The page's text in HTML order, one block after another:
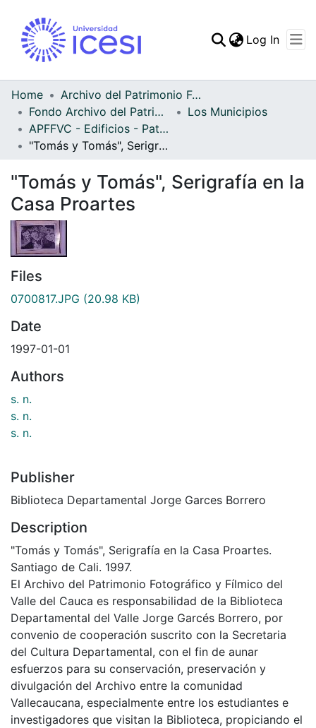
Statistics
Log In
Home
Archivo del Patrimonio Fotográfico y Fílmico del Valle del Cauca
Fondo Archivo del Patrimonio Fotográfico y Fílmico del Valle del Cauca
Los Municipios
APFFVC - Edificios - Patrimonial
"Tomás y Tomás", Serigrafía en la Casa Proartes
"Tomás y Tomás", Serigrafía en la
Casa Proartes
Files
0700817.JPG (20.98 KB)
Date
1997-01-01
Authors
s. n.
s. n.
s. n.
Publisher
Biblioteca Departamental Jorge Garces Borrero
Description
"Tomás y Tomás", Serigrafía en la Casa Proartes.
Santiago de Cali. 1997.
El Archivo del Patrimonio Fotográfico y Fílmico del
Valle del Cauca es responsabilidad de la Biblioteca
Departamental del Valle Jorge Garcés Borrero, por
convenio de cooperación suscrito con la Secretaria
del Cultura Departamental, con el fin de aunar
esfuerzos para su conservación, preservación y
divulgación del Archivo entre la comunidad
Vallecaucana, especialmente entre los estudiantes e
investigadores que visitan la Biblioteca, propiciando el